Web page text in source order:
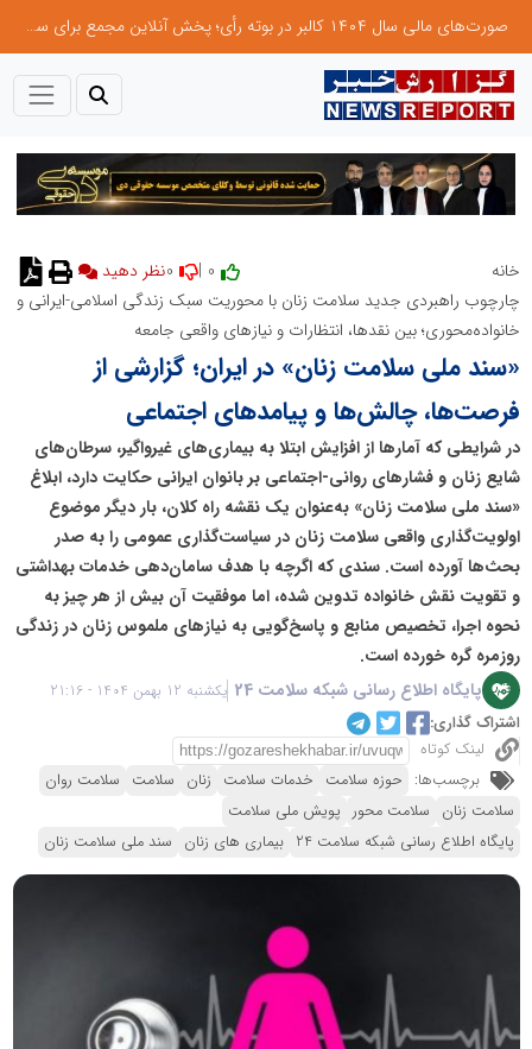
صورت‌های مالی سال ۱۴۰۴ کالبر در بوته رأی؛ پخش آنلاین مجمع برای سهامداران در سراسر کشور
خانه
نظر دهید
چارچوب راهبردی جدید سلامت زنان با محوریت سبک زندگی اسلامی-ایرانی و
خانواده‌محوری؛ بین نقدها، انتظارات و نیازهای واقعی جامعه
«سند ملی سلامت زنان» در ایران؛ گزارشی از
فرصت‌ها، چالش‌ها و پیامدهای اجتماعی
در شرایطی که آمارها از افزایش ابتلا به بیماری‌های غیرواگیر، سرطان‌های
شایع زنان و فشارهای روانی-اجتماعی بر بانوان ایرانی حکایت دارد، ابلاغ
«سند ملی سلامت زنان» به‌عنوان یک نقشه راه کلان، بار دیگر موضوع
اولویت‌گذاری واقعی سلامت زنان در سیاست‌گذاری عمومی را به صدر
بحث‌ها آورده است. سندی که اگرچه با هدف سامان‌دهی خدمات بهداشتی
و تقویت نقش خانواده تدوین شده، اما موفقیت آن بیش از هر چیز به
نحوه اجرا، تخصیص منابع و پاسخ‌گویی به نیازهای ملموس زنان در زندگی
روزمره گره خورده است.
پایگاه اطلاع رسانی شبکه سلامت 24
یکشنبه 12 بهمن 1404 - 21:16
اشتراک گذاری:
لینک کوتاه
برچسب‌ها: حوزه سلامت خدمات سلامت زنان سلامت سلامت روان
سلامت زنان سلامت محور پویش ملی سلامت
پایگاه اطلاع رسانی شبکه سلامت 24
بیماری های زنان سند ملی سلامت زنان